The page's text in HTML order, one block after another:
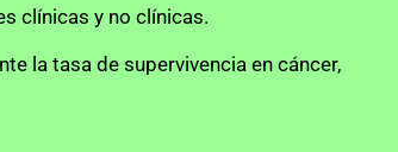
clínicas y no clínicas.
la tasa de supervivencia en cáncer,